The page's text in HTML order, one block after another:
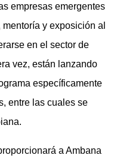
empresas emergentes
y exposición al
en el sector de
vez, están lanzando
específicamente
entre las cuales se
a Ambana